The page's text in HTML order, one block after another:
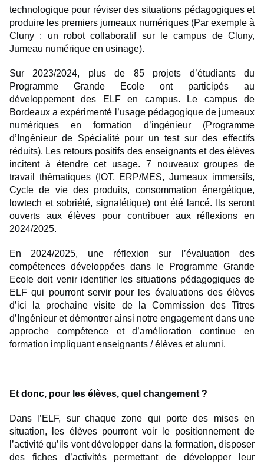
technologique pour réviser des situations pédagogiques et
produire les premiers jumeaux numériques (Par exemple à
Cluny : un robot collaboratif sur le campus de Cluny,
Jumeau numérique en usinage).
Sur 2023/2024, plus de 85 projets d’étudiants du
Programme Grande Ecole ont participés au
développement des ELF en campus. Le campus de
Bordeaux a expérimenté l’usage pédagogique de jumeaux
numériques en formation d’ingénieur (Programme
d’Ingénieur de Spécialité pour un test sur des effectifs
réduits). Les retours positifs des enseignants et des élèves
incitent à étendre cet usage. 7 nouveaux groupes de
travail thématiques (IOT, ERP/MES, Jumeaux immersifs,
Cycle de vie des produits, consommation énergétique,
lowtech et sobriété, signalétique) ont été lancé. Ils seront
ouverts aux élèves pour contribuer aux réflexions en
2024/2025.
En 2024/2025, une réflexion sur l’évaluation des
compétences développées dans le Programme Grande
Ecole doit venir identifier les situations pédagogiques de
ELF qui pourront servir pour les évaluations des élèves
d’ici la prochaine visite de la Commission des Titres
d’Ingénieur et démontrer ainsi notre engagement dans une
approche compétence et d’amélioration continue en
formation impliquant enseignants / élèves et alumni.
Et donc, pour les élèves, quel changement ?
Dans l’ELF, sur chaque zone qui porte des mises en
situation, les élèves pourront voir le positionnement de
l’activité qu’ils vont développer dans la formation, disposer
des fiches d’activités permettant de développer leur